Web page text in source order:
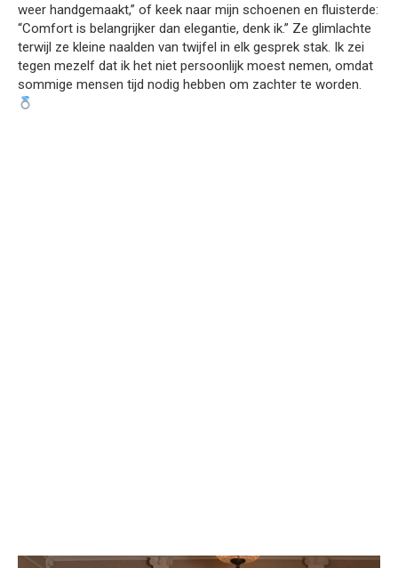
weer handgemaakt,” of keek naar mijn schoenen en fluisterde:
“Comfort is belangrijker dan elegantie, denk ik.” Ze glimlachte
terwijl ze kleine naalden van twijfel in elk gesprek stak. Ik zei
tegen mezelf dat ik het niet persoonlijk moest nemen, omdat
sommige mensen tijd nodig hebben om zachter te worden.